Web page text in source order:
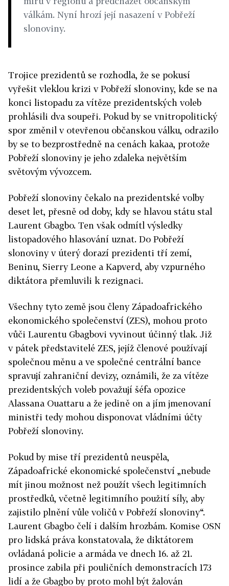
válkám. Nyní hrozí její nasazení v Pobřeží
slonoviny.
Trojice prezidentů se rozhodla, že se pokusí
vyřešit vleklou krizi v Pobřeží slonoviny, kde se na
konci listopadu za vítěze prezidentských voleb
prohlásili dva soupeři. Pokud by se vnitropolitický
spor změnil v otevřenou občanskou válku, odrazilo
by se to bezprostředně na cenách kakaa, protože
Pobřeží slonoviny je jeho zdaleka největším
světovým vývozcem.
Pobřeží slonoviny čekalo na prezidentské volby
deset let, přesně od doby, kdy se hlavou státu stal
Laurent Gbagbo. Ten však odmítl výsledky
listopadového hlasování uznat. Do Pobřeží
slonoviny v úterý dorazí prezidenti tří zemí,
Beninu, Sierry Leone a Kapverd, aby vzpurného
diktátora přemluvili k rezignaci.
Všechny tyto země jsou členy Západoafrického
ekonomického společenství (ZES), mohou proto
vůči Laurentu Gbagbovi vyvinout účinný tlak. Již
v pátek představitelé ZES, jejíž členové používají
společnou měnu a ve společné centrální bance
spravují zahraniční devizy, oznámili, že za vítěze
prezidentských voleb považují šéfa opozice
Alassana Ouattaru a že jedině on a jím jmenovaní
ministři tedy mohou disponovat vládními účty
Pobřeží slonoviny.
Pokud by mise tří prezidentů neuspěla,
Západoafrické ekonomické společenství „nebude
mít jinou možnost než použít všech legitimních
prostředků, včetně legitimního použití síly, aby
zajistilo plnění vůle voličů v Pobřeží slonoviny“.
Laurent Gbagbo čelí i dalším hrozbám. Komise OSN
pro lidská práva konstatovala, že diktátorem
ovládaná policie a armáda ve dnech 16. až 21.
prosince zabila při pouličních demonstracích 173
lidí a že Gbagbo by proto mohl být žalován